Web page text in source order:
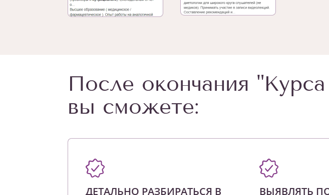
После окончания
вы сможете:
ДЕТАЛЬНО РАЗБИРАТЬСЯ В ВЫЯВЛЯТЬ